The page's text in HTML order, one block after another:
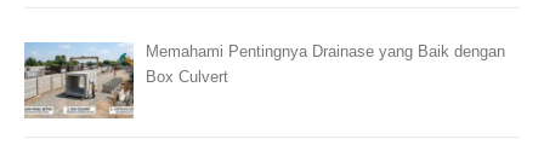
Memahami Pentingnya Drainase yang Baik dengan
Box Culvert